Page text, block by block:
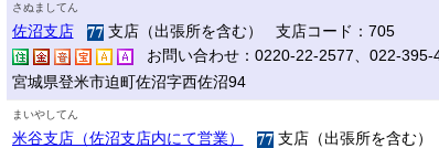
さぬましてん
佐沼支店
支店（出張所を含む） 支店コード：705
お問い合わせ：0220-22-2577、022-395-
宮城県登米市迫町佐沼字西佐沼94
まいやしてん
米谷支店（佐沼支店内にて営業）
支店（出張所を含む